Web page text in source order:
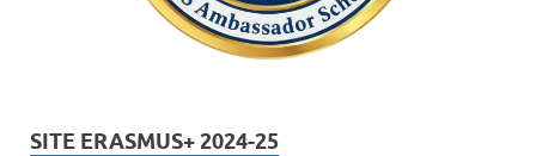
SITE ERASMUS+ 2024-25